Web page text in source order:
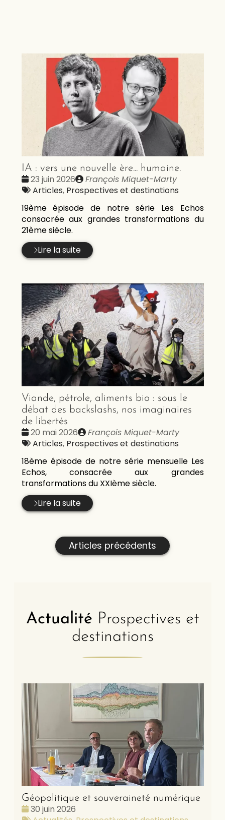
IA : vers une nouvelle ère... humaine.
Date
:
23 juin 2026
Publié
par
François Miquet-Marty
Tags
Articles, Prospectives et destinations
19ème épisode de notre série Les Echos
consacrée aux grandes transformations du
21ème siècle.
Lire la suite
Viande, pétrole, aliments bio : sous le
débat des backslashs, nos imaginaires
de libertés
Date
:
20 mai 2026
Publié
par
François Miquet-Marty
Tags
Articles, Prospectives et destinations
18ème épisode de notre série mensuelle Les
Echos, consacrée aux grandes
transformations du XXIème siècle.
Lire la suite
Articles précédents
Actualité Prospectives et
destinations
Géopolitique et souveraineté numérique
Date
30 juin 2026